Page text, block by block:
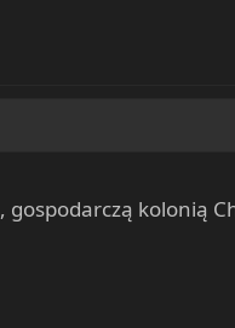
kolonią